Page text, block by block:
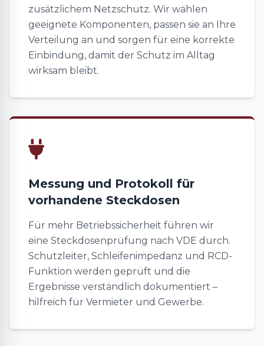
zusätzlichem Netzschutz. Wir wählen
geeignete Komponenten, passen sie an Ihre
Verteilung an und sorgen für eine korrekte
Einbindung, damit der Schutz im Alltag
wirksam bleibt.
Messung und Protokoll für
vorhandene Steckdosen
Für mehr Betriebssicherheit führen wir
eine Steckdosenprüfung nach VDE durch.
Schutzleiter, Schleifenimpedanz und RCD-
Funktion werden geprüft und die
Ergebnisse verständlich dokumentiert –
hilfreich für Vermieter und Gewerbe.